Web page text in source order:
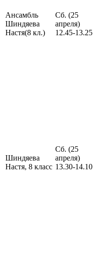
Ансамбль
Шиндяева
Настя(8 кл.)
Сб. (25
апреля)
12.45-13.25
Шиндяева
Настя, 8 класс
Сб. (25
апреля)
13.30-14.10